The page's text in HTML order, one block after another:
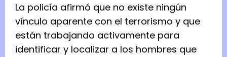
La policía afirmó que no existe ningún
vínculo aparente con el terrorismo y que
están trabajando activamente para
identificar y localizar a los hombres que